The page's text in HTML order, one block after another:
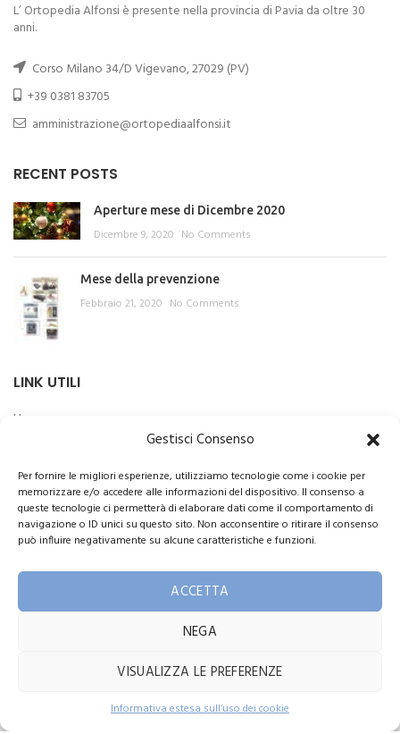
Gestisci Consenso
Per fornire le migliori esperienze, utilizziamo tecnologie come i cookie per
memorizzare e/o accedere alle informazioni del dispositivo. Il consenso a
queste tecnologie ci permetterà di elaborare dati come il comportamento di
navigazione o ID unici su questo sito. Non acconsentire o ritirare il consenso
può influire negativamente su alcune caratteristiche e funzioni.
ACCETTA
NEGA
VISUALIZZA LE PREFERENZE
Informativa estesa sull’uso dei cookie
L’ Ortopedia Alfonsi è presente nella provincia di Pavia da oltre 30
anni.
Corso Milano 34/D Vigevano, 27029 (PV)
+39 0381 83705
amministrazione@ortopediaalfonsi.it
RECENT POSTS
Aperture mese di Dicembre 2020
Dicembre 9, 2020 No Comments
Mese della prevenzione
Febbraio 21, 2020 No Comments
LINK UTILI
Home
Chi siamo
Privacy e policy
Termini di vendita
Contatti
Ortopedia Alfonsi C.F.: 10214750159 P.IVA: 01645540186
Utilizziamo i cookie per migliorare la tua esperienza sul nostro
sito web. Navigando su questo sito, accetti il ​​nostro utilizzo dei
cookie.
MORE INFO ACCEPT